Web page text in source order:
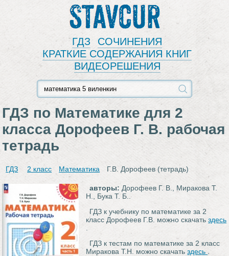
Stavcur
ГДЗ
СОЧИНЕНИЯ
КРАТКИЕ СОДЕРЖАНИЯ КНИГ
ВИДЕОРЕШЕНИЯ
ГДЗ по Математике для 2
класса Дорофеев Г. В. рабочая
тетрадь
ГДЗ 2 класс Математика Г.В. Дорофеев (тетрадь)
авторы: Дорофеев Г. В., Миракова Т.
Н., Бука Т. Б..
ГДЗ к учебнику по математике за 2
класс Дорофеев Г.В. можно скачатьздесь
ГДЗ к тестам по математике за 2 класс
Миракова Т.Н. можно скачатьздесь .